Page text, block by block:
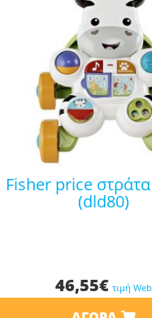
fisher price στράτα ζέβρα
(dld80)
46,55€ τιμή Web